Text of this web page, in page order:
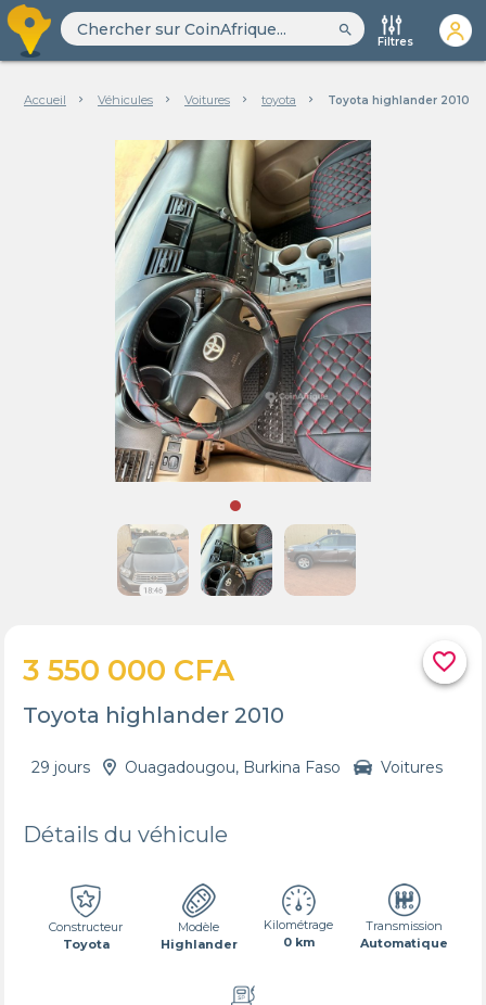
search
Filtres
Accueil Véhicules Voitures toyota Toyota highlander 2010
favorite_border
3 550 000 CFA
Toyota highlander 2010
29 jours Ouagadougou, Burkina Faso Voitures
Détails du véhicule
Constructeur
Toyota
Modèle
Highlander
Kilométrage
0 km
Transmission
Automatique